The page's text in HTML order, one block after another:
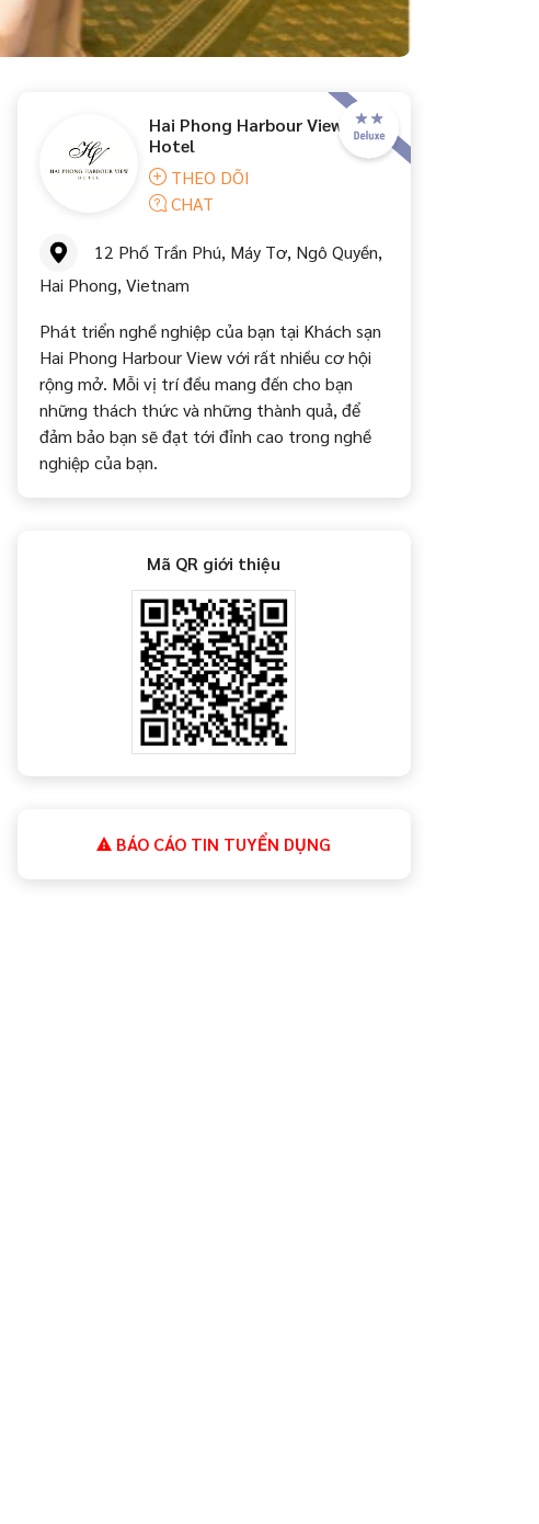
Hai Phong Harbour View
Hotel
THEO DÕI
CHAT
12 Phố Trần Phú, Máy Tơ, Ngô Quyền,
Hai Phong, Vietnam
Phát triển nghề nghiệp của bạn tại Khách sạn
Hai Phong Harbour View với rất nhiều cơ hội
rộng mở. Mỗi vị trí đều mang đến cho bạn
những thách thức và những thành quả, để
đảm bảo bạn sẽ đạt tới đỉnh cao trong nghề
nghiệp của bạn.
Mã QR giới thiệu
BÁO CÁO TIN TUYỂN DỤNG